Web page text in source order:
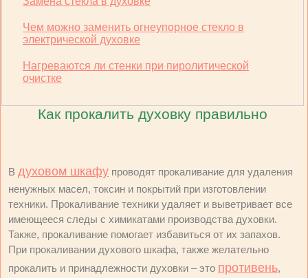
Чем можно заменить огнеупорное стекло в
электрической духовке
Нагреваются ли стенки при пиролитической
очистке
Как прокалить духовку правильно
В духовом шкафу проводят прокаливание для удаления
ненужных масел, токсин и покрытий при изготовлении
техники. Прокаливание техники удаляет и выветривает все
имеющееся следы с химикатами производства духовки.
Также, прокаливание помогает избавиться от их запахов.
При прокаливании духового шкафа, также желательно
прокалить и принадлежности духовки – это противень,